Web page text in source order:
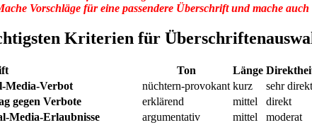
Vorschläge für eine passendere Überschrift und mache
Kriterien für
Ton Länge
nüchtern‑provokant kurz sehr direkt
gegen Verbote
erklärend mittel direkt
argumentativ mittel moderat